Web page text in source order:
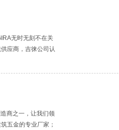
无时无刻不在关
应商，吉徕公司认
商之一，让我们领
五金的专业厂家；